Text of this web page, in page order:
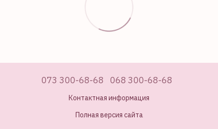
073 300-68-68 068 300-68-68
Контактная информация
Полная версия сайта